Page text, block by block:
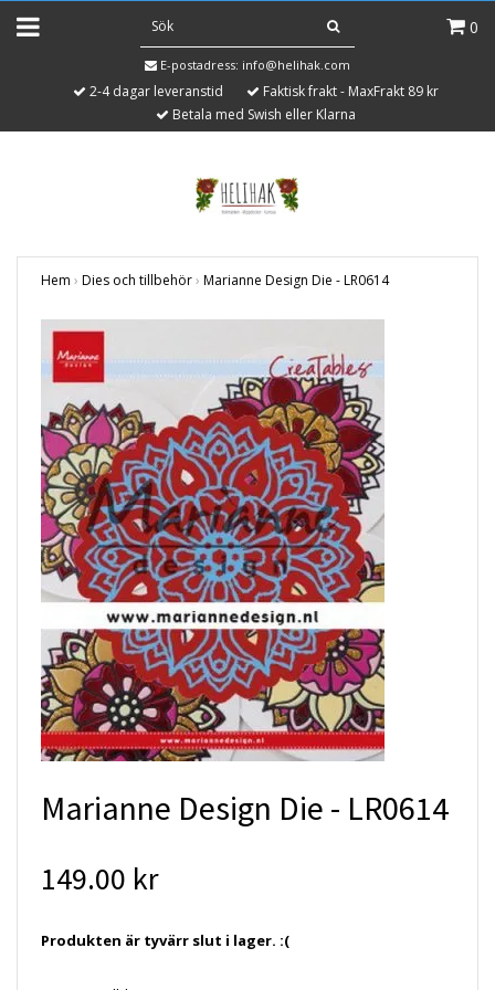
0
E-postadress: info@helihak.com
2-4 dagar leveranstid
Faktisk frakt - MaxFrakt 89 kr
Betala med Swish eller Klarna
Hem › Dies och tillbehör› Marianne Design Die - LR0614
Marianne Design Die - LR0614
149.00 kr
Produkten är tyvärr slut i lager. :(